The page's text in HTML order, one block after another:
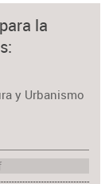
Autor
Colaborador
la
y Urbanismo